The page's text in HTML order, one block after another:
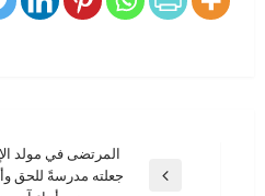
المقالات
المقالة
المرتضى في مولد
جعلته مدرسةً للحق